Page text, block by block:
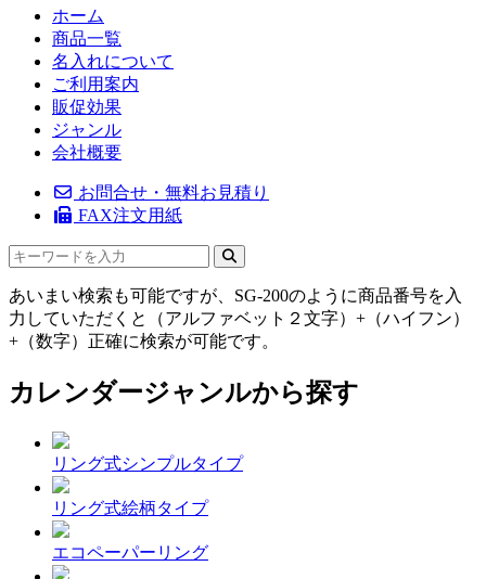
ホーム
商品一覧
名入れについて
ご利用案内
販促効果
ジャンル
会社概要
お問合せ・無料お見積り
FAX注文用紙
あいまい検索も可能ですが、SG-200のように商品番号を入
力していただくと（アルファベット２文字）+（ハイフン）
+（数字）正確に検索が可能です。
カレンダージャンルから探す
リング式シンプルタイプ
リング式絵柄タイプ
エコペーパーリング